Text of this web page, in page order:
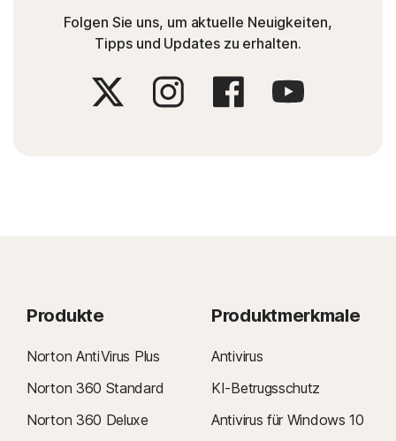
Folgen Sie uns, um aktuelle Neuigkeiten,
Tipps und Updates zu erhalten.
Produkte
Norton AntiVirus Plus
Norton 360 Standard
Norton 360 Deluxe
Produktmerkmale
Antivirus
KI-Betrugsschutz
Antivirus für Windows 10